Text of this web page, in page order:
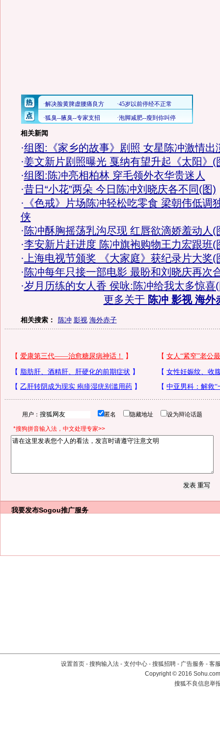
相关新闻
·组图:《家乡的故事》剧照 女星陈冲激情出
·姜文新片剧照曝光 戛纳有望升起《太阳》(
·组图:陈冲亮相柏林 穿毛领外衣华贵迷人
·昔日“小花”两朵 今日陈冲刘晓庆各不同(图)
· 《色戒》片场陈冲轻松吃零食 梁朝伟低调
侠
·陈冲酥胸摇荡乳沟尽现 红唇欲滴娇羞动人(
·李安新片赶进度 陈冲旗袍购物王力宏跟班(
·上海电视节颁奖 《大家庭》获纪录片大奖(
·陈冲每年只接一部电影 最盼和刘晓庆再次
·岁月历练的女人香 侯咏:陈冲给我太多惊喜
更多关于 陈冲 影视 海外
相关搜索： 陈冲 影视 海外赤子
用户： 匿名 隐藏地址 设为辩论话题
*搜狗拼音输入法，中文处理专家>>
我要发布Sogou推广服务
设置首页 - 搜狗输入法 - 支付中心 - 搜狐招聘 - 广告服务 - 客
Copyright©2016
搜狐不良信息举